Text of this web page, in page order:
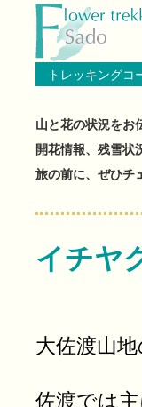
ブログ
トレッキングコ
山と花の状況をお
開花情報、残雪状
旅の前に、ぜひチ
イチヤ
大佐渡山
佐渡では主
トップページへ戻る